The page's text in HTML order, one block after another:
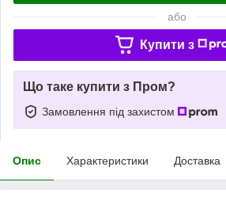
або
Купити з
Що таке купити з Пром?
Замовлення під захистом
Опис Характеристики Доставка